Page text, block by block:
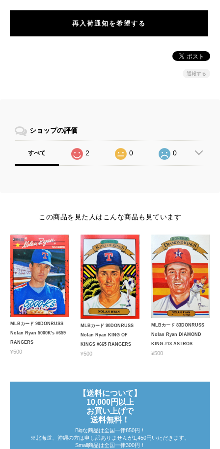
再入荷通知を希望する
通報する
ショップの評価
すべて 2 0 0
この商品を見た人はこんな商品も見ています
MLBカード 90DONRUSS
Nolan Ryan 5000K's #659
RANGERS
¥500
MLBカード 90DONRUSS
Nolan Ryan KING OF
KINGS #665 RANGERS
¥500
MLBカード 83DONRUSS
Nolan Ryan DIAMOND
KING #13 ASTROS
¥500
【送料について】
10,000円以上
お買い上げで
送料無料！
Bigな商品は全国一律850円！
※北海道、沖縄の方は申し訳ありませんが1,450円いただきます。
Small商品は全国一律300円！